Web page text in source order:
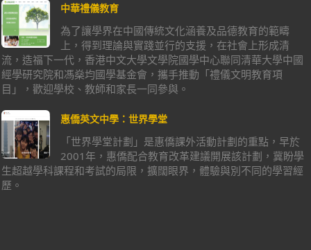
中華禮儀教育
為了讓學界在中國傳統文化涵養及品德教育的範疇
上，得到理論與實踐並行的支援，在社會上形成清
流，造福下一代，香港中文大學文學院國學中心聯同清華大學中國
經學研究院和馮燊均國學基金會，攜手推動「禮儀文明教育項
目」，歡迎學校、教師和家長一同參與。
惠僑英文中學：世界學堂
「世界學堂計劃」是惠僑課外活動計劃的重點，早於
2001年，惠僑配合教育改革建議開展該計劃，冀盼學
生超越學科課程和考試的局限，擴闊眼界，體驗與別不同的學習經
歷。